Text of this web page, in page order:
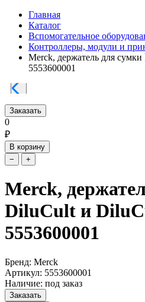
Главная
Каталог
Вспомогательное
Контроллеры, модули и
Merck, держатель для
5553600001
Заказать
0
₽
В корзину
−
+
Merck,
DiluCult и
5553600001
Бренд: Merck
Артикул: 5553600001
Наличие: под заказ
Заказать